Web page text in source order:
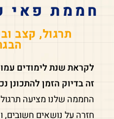
חממת פאי
תרגול, קצב
לקראת שנת לימודים
זה בדיוק הזמן להתכונן
החממה שלנו מציעה תרגול
חזרה על נושאים חשובים,